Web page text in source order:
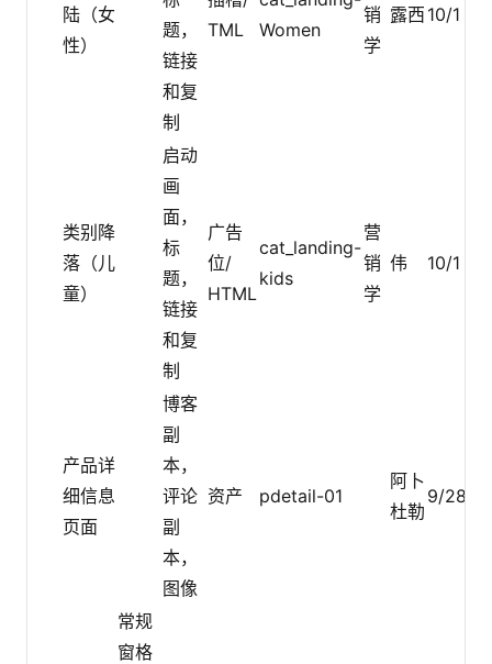
陆（女
性）
题，
链接
和复
制
TML
Women
销
学
露西 10/1
类别降
落（儿
童）
启动
画
面，
标
题，
链接
和复
制
广告
位/
HTML
cat_landing-
kids
营
销
学
伟 10/1
产品详
细信息
页面
博客
副
本，
评论
副
本，
图像
资产 pdetail-01
阿卜
杜勒
9/28
常规
窗格